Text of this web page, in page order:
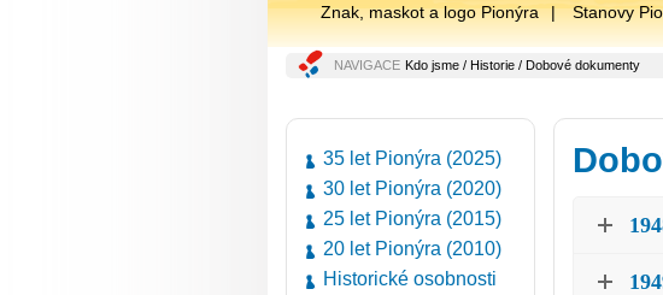
Znak, maskot a logo Pionýra Stanovy
NAVIGACE Kdo jsme / Historie / Dobové dokumenty
35 let Pionýra (2025)
30 let Pionýra (2020)
25 let Pionýra (2015)
20 let Pionýra (2010)
Historické osobnosti